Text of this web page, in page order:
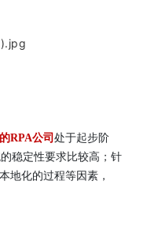
RPA公司 处于起步阶
稳定性要求比较高；针
地化的过程等因素，